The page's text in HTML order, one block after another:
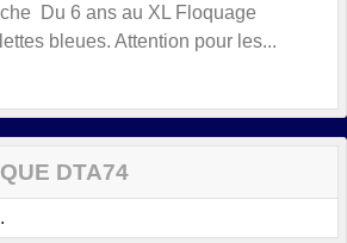
Du 6 ans au XL Floquage
bleues. Attention pour les...
DTA74